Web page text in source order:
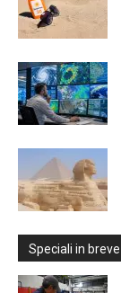
Speciali in breve